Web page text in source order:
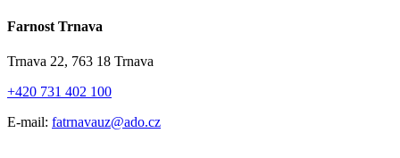
Farnost Trnava
Trnava 22, 763 18 Trnava
+420 731 402 100
E-mail: fatrnavauz@ado.cz